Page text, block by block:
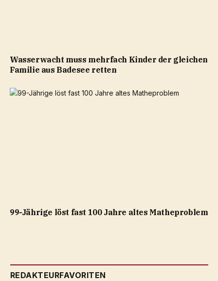
Wasserwacht muss mehrfach Kinder der gleichen
Familie aus Badesee retten
99-Jährige löst fast 100 Jahre altes Matheproblem
REDAKTEURFAVORITEN